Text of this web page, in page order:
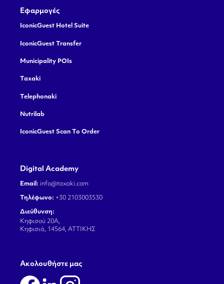
Εφαρμογές
IconicGuest Hotel Suite
IconicGuest Transfer
Municipality POIs
Taxaki
Telephonaki
Nutrilab
IconicGuest Scan To Order
Digital Academy
Email: info@taxaki.com
Τηλέφωνο: +30 2103003530
Διεύθυνση:
Κηφισού 20Α,
Κηφισιά, 14564, ΑΤΤΙΚΗΣ
Aκολουθήστε μας